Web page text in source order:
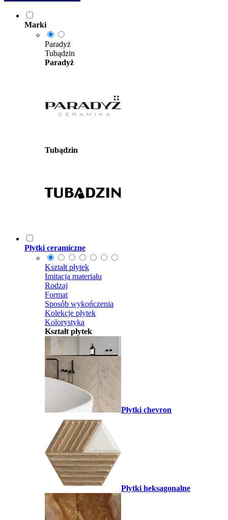
Marki
Paradyż
Tubądzin
Paradyż
Tubądzin
Płytki ceramiczne
Kształt płytek
Imitacja materiału
Rodzaj
Format
Sposób wykończenia
Kolekcje płytek
Kolorystyka
Kształt płytek
Płytki chevron
Płytki heksagonalne